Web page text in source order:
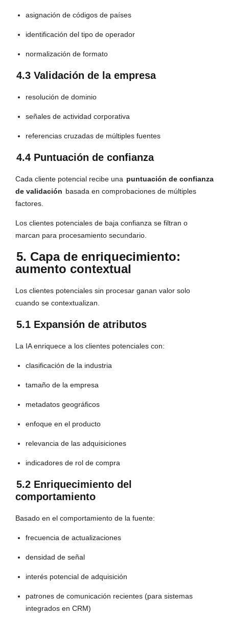
asignación de códigos de países
identificación del tipo de operador
normalización de formato
4.3 Validación de la empresa
resolución de dominio
señales de actividad corporativa
referencias cruzadas de múltiples fuentes
4.4 Puntuación de confianza
Cada cliente potencial recibe una puntuación de confianza
de validación basada en comprobaciones de múltiples
factores.
Los clientes potenciales de baja confianza se filtran o
marcan para procesamiento secundario.
5. Capa de enriquecimiento:
aumento contextual
Los clientes potenciales sin procesar ganan valor solo
cuando se contextualizan.
5.1 Expansión de atributos
La IA enriquece a los clientes potenciales con:
clasificación de la industria
tamaño de la empresa
metadatos geográficos
enfoque en el producto
relevancia de las adquisiciones
indicadores de rol de compra
5.2 Enriquecimiento del
comportamiento
Basado en el comportamiento de la fuente:
frecuencia de actualizaciones
densidad de señal
interés potencial de adquisición
patrones de comunicación recientes (para sistemas
integrados en CRM)